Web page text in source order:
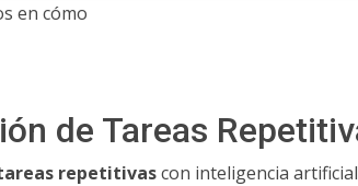
en cómo
de Tareas
repetitivascon inteligencia